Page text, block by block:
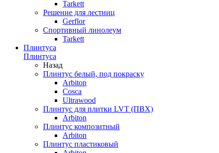
Tarkett
Решение для лестниц
Gerflor
Спортивный линолеум
Tarkett
Плинтуса
Плинтуса
Назад
Плинтус белый, под покраску
Arbiton
Cosca
Ultrawood
Плинтус для плитки LVT (ПВХ)
Arbiton
Плинтус композитный
Arbiton
Плинтус пластиковый